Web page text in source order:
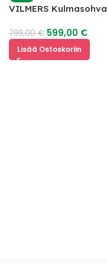
VILMERS Kulmasohva
799,00€ 599,00 €
Lisää Ostoskoriin